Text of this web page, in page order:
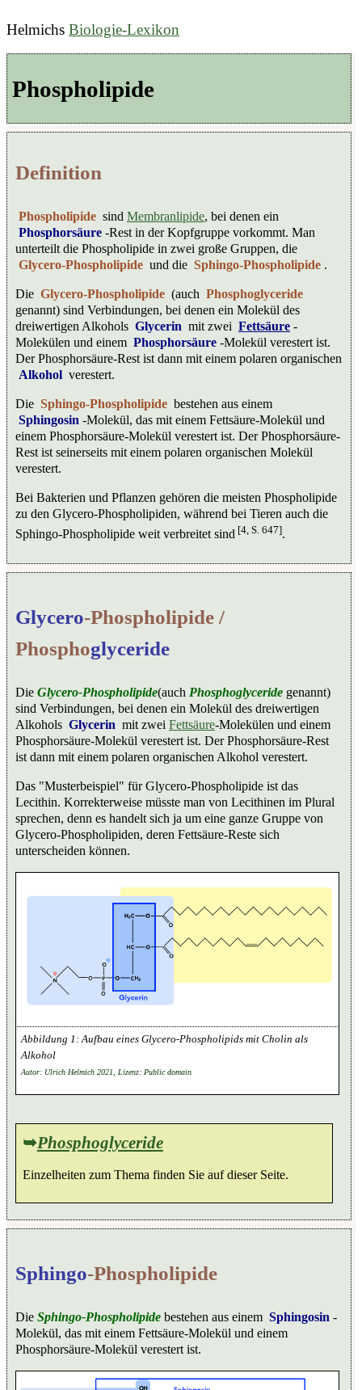
Helmichs Biologie-Lexikon
Phospholipide
Definition
Phospholipide sind Membranlipide, bei denen ein
Phosphorsäure -Rest in der Kopfgruppe vorkommt. Man
unterteilt die Phospholipide in zwei große Gruppen, die
Glycero-Phospholipide und die Sphingo-Phospholipide .
Die Glycero-Phospholipide (auch Phosphoglyceride
genannt) sind Verbindungen, bei denen ein Molekül des
dreiwertigen Alkohols Glycerin mit zwei Fettsäure -
Molekülen und einem Phosphorsäure -Molekül verestert ist.
Der Phosphorsäure-Rest ist dann mit einem polaren organischen
Alkohol verestert.
Die Sphingo-Phospholipide bestehen aus einem
Sphingosin -Molekül, das mit einem Fettsäure-Molekül und
einem Phosphorsäure-Molekül verestert ist. Der Phosphorsäure-
Rest ist seinerseits mit einem polaren organischen Molekül
verestert.
Bei Bakterien und Pflanzen gehören die meisten Phospholipide
zu den Glycero-Phospholipiden, während bei Tieren auch die
Sphingo-Phospholipide weit verbreitet sind [4, S. 647].
Glycero-Phospholipide /
Phosphoglyceride
Die Glycero-Phospholipide(auch Phosphoglyceride genannt)
sind Verbindungen, bei denen ein Molekül des dreiwertigen
Alkohols Glycerin mit zwei Fettsäure-Molekülen und einem
Phosphorsäure-Molekül verestert ist. Der Phosphorsäure-Rest
ist dann mit einem polaren organischen Alkohol verestert.
Das "Musterbeispiel" für Glycero-Phospholipide ist das
Lecithin. Korrekterweise müsste man von Lecithinen im Plural
sprechen, denn es handelt sich ja um eine ganze Gruppe von
Glycero-Phospholipiden, deren Fettsäure-Reste sich
unterscheiden können.
Aufbau eines Glycero-Phospholipids mit Cholin als
Alkohol
Autor: Ulrich Helmich 2021, Lizenz: Public domain
➥Phosphoglyceride
Einzelheiten zum Thema finden Sie auf dieser Seite.
Sphingo-Phospholipide
Die Sphingo-Phospholipide bestehen aus einem Sphingosin -
Molekül, das mit einem Fettsäure-Molekül und einem
Phosphorsäure-Molekül verestert ist.